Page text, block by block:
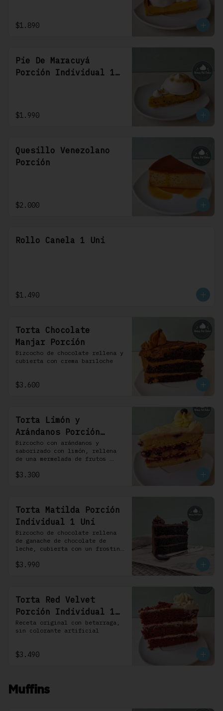
$1.890
Pie De Maracuyá
Porción Individual 1
$1.990
Quesillo Venezolano
Porción
$2.000
Rollo Canela 1 Uni
$1.490
Torta Chocolate
Manjar Porción
Bizcocho de chocolate rellena y
cubierta con crema bariloche
$3.600
Torta Limón y
Arándanos Porción
Individual 1 Uni
Bizcocho con arándanos y
saborizado con limón, rellena
de una mermelada de frutos
frosting de queso de crema.
$3.300
Torta Matilda Porción
Individual 1 Uni
Bizcocho de chocolate rellena
de ganache de chocolate de
leche, cubierta con un frosting
$3.990
Torta Red Velvet
Porción Individual 1
Uni
Receta original con betarraga,
sin colorante artificial
$3.490
Muffins